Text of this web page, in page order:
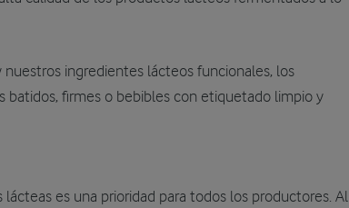
ingredientes lácteos funcionales, los
batidos, firmes o bebibles con etiquetado limpio y
es una prioridad para todos los productores. Al